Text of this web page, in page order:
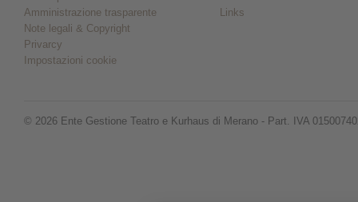
Amministrazione trasparente
Note legali & Copyright
Privarcy
Impostazioni cookie
Links
© 2026 Ente Gestione Teatro e Kurhaus di Merano - Part. IVA